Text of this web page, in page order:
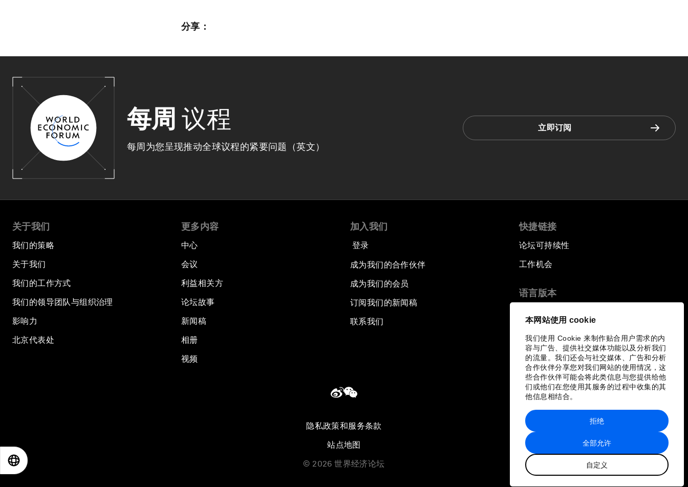
本网站使用 cookie
我们使用 Cookie 来制作贴合用户需求的内
容与广告、提供社交媒体功能以及分析我们
的流量。我们还会与社交媒体、广告和分析
合作伙伴分享您对我们网站的使用情况，这
些合作伙伴可能会将此类信息与您提供给他
们或他们在您使用其服务的过程中收集的其
他信息相结合。
全部允许
自定义
拒绝
分享：
每周 议程
每周为您呈现推动全球议程的紧要问题（英文）
立即订阅
关于我们
我们的策略
关于我们
我们的工作方式
我们的领导团队与组织治理
影响力
北京代表处
更多内容
中心
会议
利益相关方
论坛故事
新闻稿
相册
视频
加入我们
登录
成为我们的合作伙伴
成为我们的会员
订阅我们的新闻稿
联系我们
快捷链接
论坛可持续性
工作机会
语言版本
隐私政策和服务条款
站点地图
© 2026 世界经济论坛